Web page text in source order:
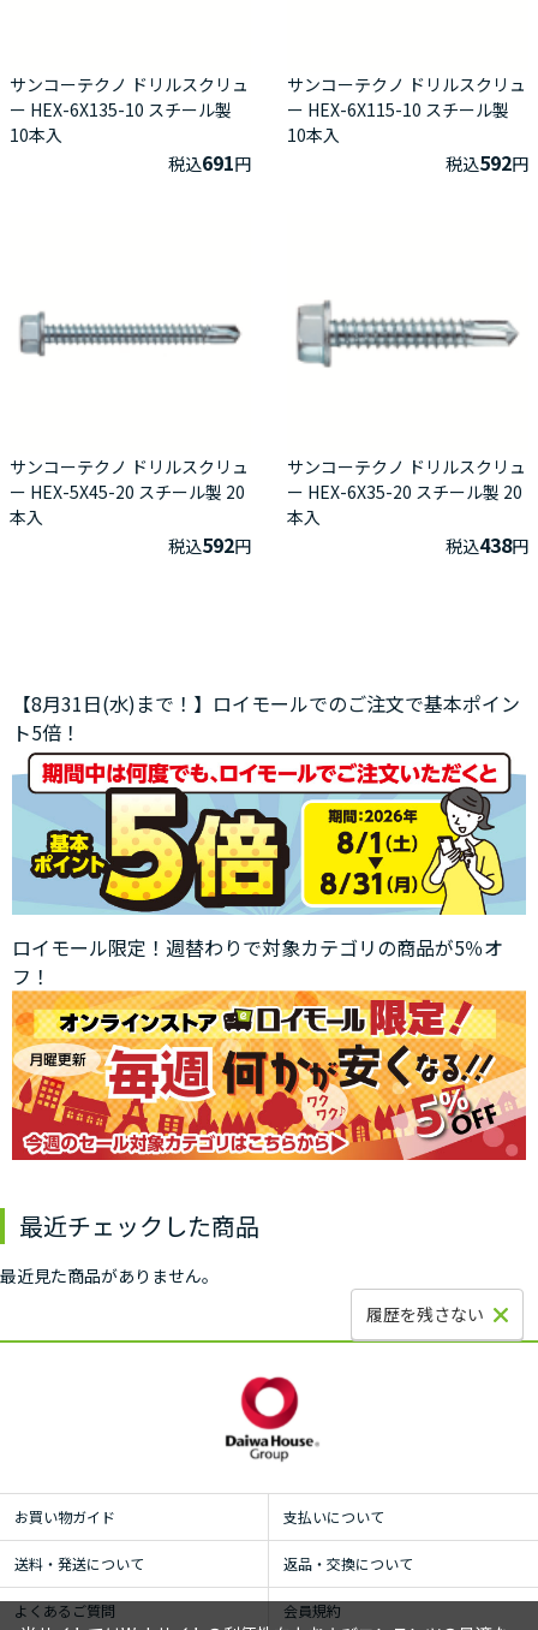
サンコーテクノ ドリルスクリュ
ー HEX-6X135-10 スチール製
10本入
税込691円
サンコーテクノ ドリルスクリュ
ー HEX-6X115-10 スチール製
10本入
税込592円
サンコーテクノ ドリルスクリュ
ー HEX-5X45-20 スチール製 20
本入
税込592円
サンコーテクノ ドリルスクリュ
ー HEX-6X35-20 スチール製 20
本入
税込438円
【8月31日(水)まで！】ロイモールでのご注文で基本ポイン
ト5倍！
ロイモール限定！週替わりで対象カテゴリの商品が5％オ
フ！
最近チェックした商品
最近見た商品がありません。
履歴を残さない
お買い物ガイド 支払いについて
送料・発送について 返品・交換について
よくあるご質問 会員規約